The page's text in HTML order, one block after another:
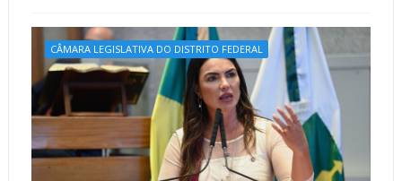
CÂMARA LEGISLATIVA DO DISTRITO FEDERAL